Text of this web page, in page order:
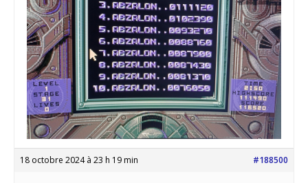
18 octobre 2024 à 23 h 19 min #188500